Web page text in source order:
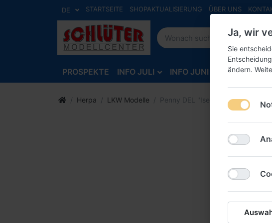
DE STARTSEITE SHOPAKTUALISIERUNG ÜBER UNS
PROSPEKTE INFO JULI INFO JUNI INFO MAI
Herpa LKW Modelle Penny DEL "Iserlohn Roosters",
Ja, wir
Sie
ändern.